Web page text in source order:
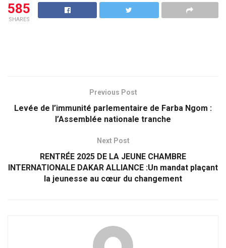
585
SHARES
Previous Post
Levée de l’immunité parlementaire de Farba Ngom :
l’Assemblée nationale tranche
Next Post
RENTRÉE 2025 DE LA JEUNE CHAMBRE
INTERNATIONALE DAKAR ALLIANCE :Un mandat plaçant
la jeunesse au cœur du changement